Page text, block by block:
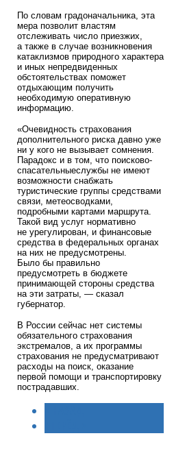
По словам градоначальника, эта
мера позволит властям
отслеживать число приезжих,
а также в случае возникновения
катаклизмов природного характера
и иных непредвиденных
обстоятельствах поможет
отдыхающим получить
необходимую оперативную
информацию.
«Очевидность страхования
дополнительного риска давно уже
ни у кого не вызывает сомнения.
Парадокс и в том, что поисково-
спасательныеслужбы не имеют
возможности снабжать
туристические группы средствами
связи, метеосводками,
подробными картами маршрута.
Такой вид услуг нормативно
не урегулирован, и финансовые
средства в федеральных органах
на них не предусмотрены.
Было бы правильно
предусмотреть в бюджете
принимающей стороны средства
на эти затраты, — сказал
губернатор.
В России сейчас нет системы
обязательного страхования
экстремалов, а их программы
страхования не предусматривают
расходы на поиск, оказание
первой помощи и транспортировку
пострадавших.